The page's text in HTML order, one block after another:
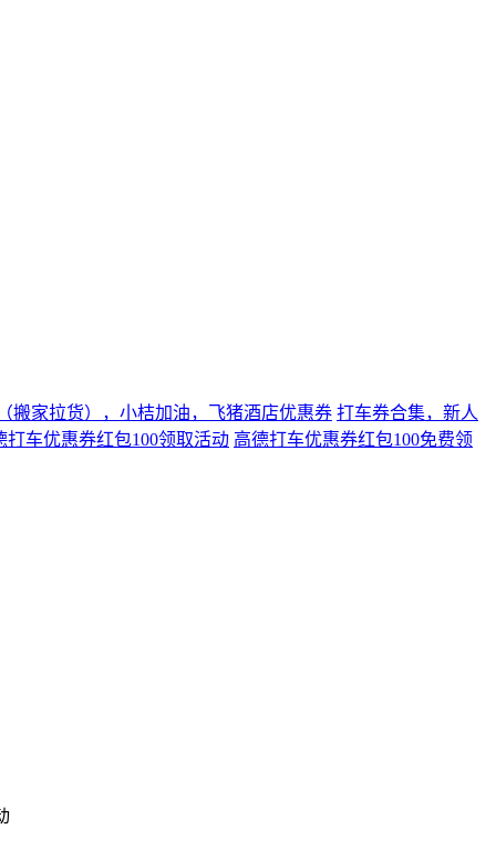
打车券合集，新人
高德打车优惠券红包100免费领